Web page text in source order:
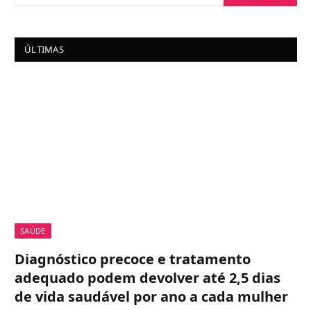
ÚLTIMAS
SAÚDE
Diagnóstico precoce e tratamento
adequado podem devolver até 2,5 dias
de vida saudável por ano a cada mulher